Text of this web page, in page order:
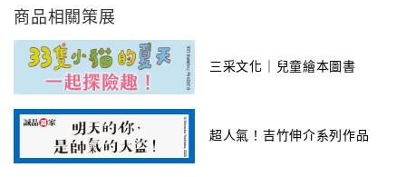
我可以同時爬兩棵樹……。」
小健從外表特徵開始觀察，進而開始思考自己與眾不同
的地方，
由外而內，從外表到心靈，
商品相關策展
三采文化｜兒童繪本圖書
超人氣！吉竹伸介系列作品